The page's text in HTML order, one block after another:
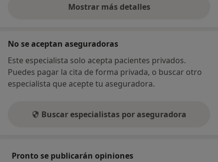
Mostrar más detalles
sobre la dirección
No se aceptan aseguradoras
Este especialista solo acepta pacientes privados.
Puedes pagar la cita de forma privada, o buscar otro
especialista que acepte tu aseguradora.
Buscar especialistas por aseguradora
Pronto se publicarán opiniones